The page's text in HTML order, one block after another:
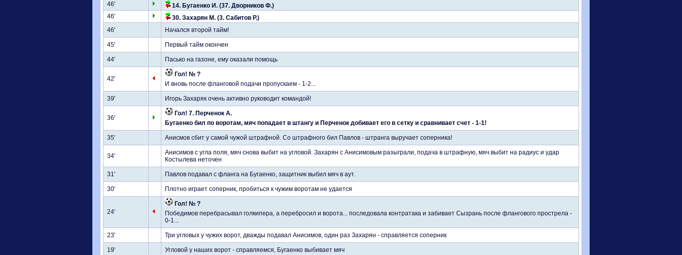
46'
14. Бугаенко И. (37. Дворников Ф.)
46'
30. Захарян М. (3. Сабитов Р.)
46'
Начался второй тайм!
45' Первый тайм окончен
44' Пасько на газоне, ему оказали помощь
42'
Гол! № ?
И вновь после фланговой подачи пропускаем - 1-2...
39' Игорь Захаряк очень активно руководит командой!
36'
Гол! 7. Перченок А.
Бугаенко бил по воротам, мяч попадает в штангу и Перченок добивает его в сетку и сравнивает счет - 1-1!
35' Анисмов сбит у самой чужой штрафной. Со штрафного бил Павлов - штранга выручает соперника!
34'
Анисимов с угла поля, мяч снова выбит на угловой. Захарян с Анисимовым разыграли, подача в штрафную, мяч выбит на радиус и удар
Костылева неточен
31' Павлов подавал с фланга на Бугаенко, защитник выбил мяч в аут.
30' Плотно играет соперник, пробиться к чужим воротам не удается
24'
Гол! № ?
Победимов перебрасывал голкипера, а перебросил и ворота... последовала контратака и забивает Сызрань после флангового прострела -
0-1...
23' Три угловых у чужих ворот, дважды подавал Анисимов, один раз Захарян - справляется соперник
19' Угловой у наших ворот - справляемся, Бугаенко выбивает мяч